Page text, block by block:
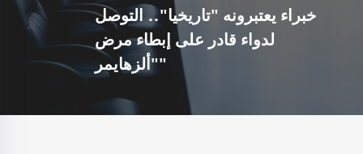
خبراء يعتبرونه "تاريخيا".. التوصل
لدواء قادر على إبطاء مرض
"ألزهايمر"